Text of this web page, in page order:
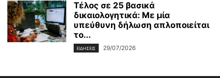
Τέλος σε 25 βασικά
δικαιολογητικά: Με μία
υπεύθυνη δήλωση απλοποιείται
το...
ΕΙΔΗΣΕΙΣ 29/07/2026